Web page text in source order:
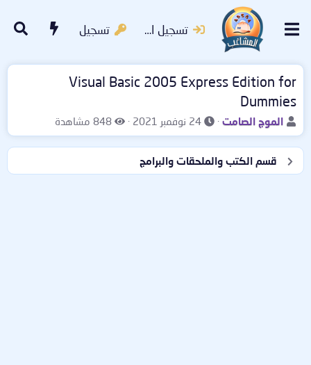
تسجيل الدخول تسجيل
Visual Basic 2005 Express Edition for
Dummies
ب
ا
د
ئ
الموج الصامت
ت
ا
ر
ي
24 نوفمبر 2021
ا
ل
م
848 مشاهدة
قسم الكتب والملحقات والبرامج